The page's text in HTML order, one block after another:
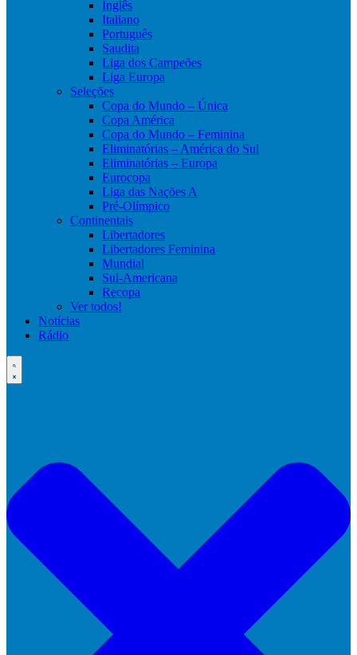
Inglês
Italiano
Português
Saudita
Liga dos Campeões
Liga Europa
Seleções
Copa do Mundo – Única
Copa América
Copa do Mundo – Feminina
Eliminatórias – América do Sul
Eliminatórias – Europa
Eurocopa
Liga das Nações A
Pré-Olímpico
Continentais
Libertadores
Libertadores Feminina
Mundial
Sul-Americana
Recopa
Ver todos!
Notícias
Rádio